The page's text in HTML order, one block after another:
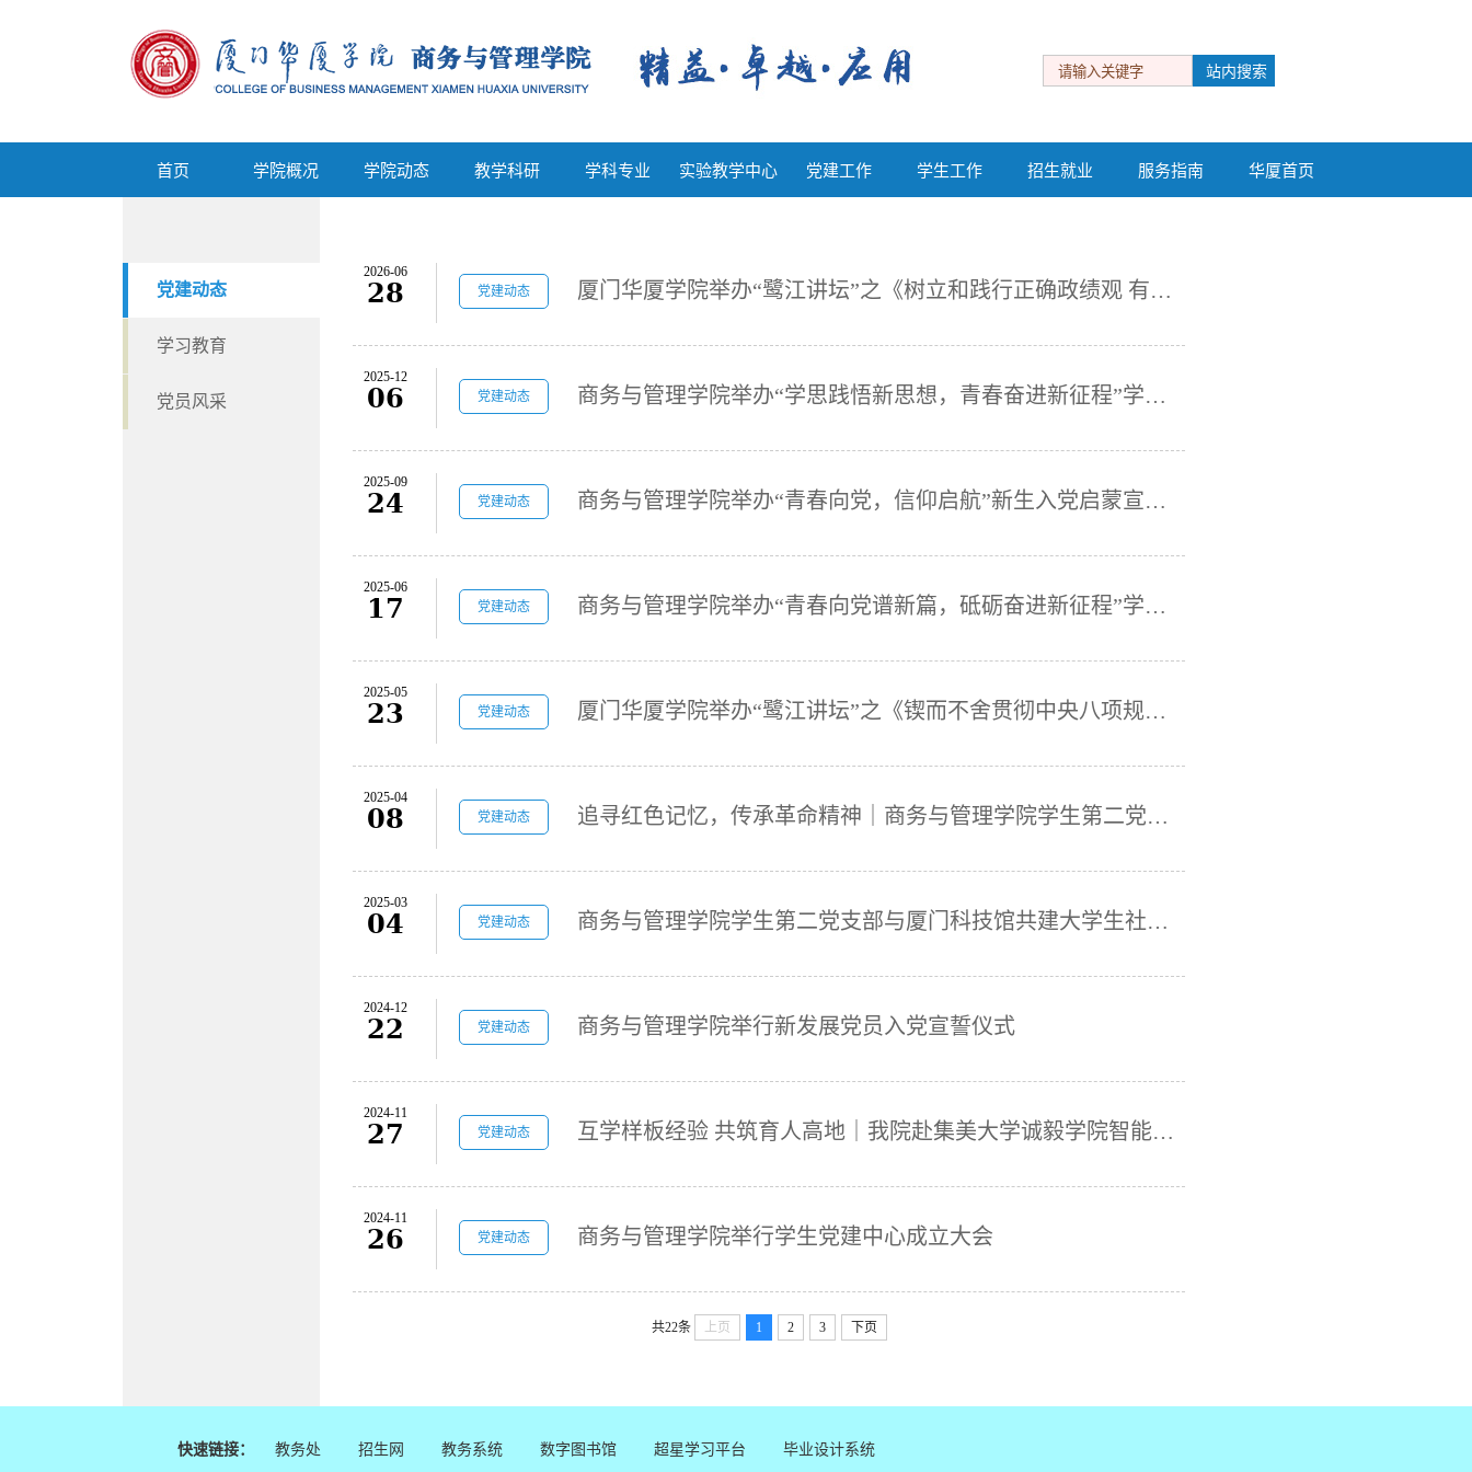
首页 学院概况 学院动态 教学科研 学科专业 实验教学中心 党建工作 学生工作 招生就业 服务指南 华厦首页
党建动态
学习教育
党员风采
2026-06
28 厦门华厦学院举办“鹭江讲坛”之《树立和践行正确政绩观 有效防范和纠治政绩观偏差》专题讲座
党建动态
2025-12
06 商务与管理学院举办“学思践悟新思想，青春奋进新征程”学生党员微党课大赛
党建动态
2025-09
24 商务与管理学院举办“青春向党，信仰启航”新生入党启蒙宣讲会暨“五星闪耀”大学生党员青春成长故事分享会
党建动态
2025-06
17 商务与管理学院举办“青春向党谱新篇，砥砺奋进新征程”学生党员微党课大赛
党建动态
2025-05
23 厦门华厦学院举办“鹭江讲坛”之《锲而不舍贯彻中央八项规定精神》
党建动态
2025-04
08 追寻红色记忆，传承革命精神｜商务与管理学院学生第二党支部赴厦门市集美区崎沟村开展主题党日活动
党建动态
2025-03
04 商务与管理学院学生第二党支部与厦门科技馆共建大学生社会实践服务基地
党建动态
2024-12
22 商务与管理学院举行新发展党员入党宣誓仪式
党建动态
2024-11
27 互学样板经验 共筑育人高地｜我院赴集美大学诚毅学院智能制造与机械工程系开展样板支部建设学习交流活动
党建动态
2024-11
26 商务与管理学院举行学生党建中心成立大会
党建动态
共22条 上页 1 2 3 下页
快速链接： 教务处 招生网 教务系统 数字图书馆 超星学习平台 毕业设计系统